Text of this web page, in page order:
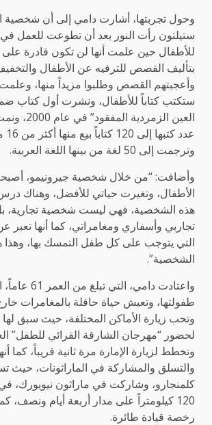
وحول تجربتها، أشارت دامي إلى أن شخصية
ستيلتون رأت النور بعد أن تطوعت للعمل
للأطفال حين علمت أنها لن تكون قادرة على
بتأليف القصص للترفيه عن الأطفال
وأعجبتهم القصص وطلبوا مزيداً منها، وعلمت
ستكتب كتاباً للأطفال، ونشرت أول كتاب
العين
وترجمت إلى 50 لغة من بينها اللغة العربية.
وأضافت: “من خلال شخصية جيرونيمو،
الأطفال، وتغيرت حياتي للأفضل، وهناك
هذه الشخصية، فهي ليست شخصية تجارية،
تجاربي وأسفاري ومغامراتي، كما أنها تعبر
التي يتوجب على كل طفل التمسك بها،
الشخصية”.
واعتادت دامي،
طفولتها، وتعيش حياة حافلة بالمغامرات
وتحب زيارة الأماكن المختلفة، حيث سبق لها
لحضور “مهرجان الشارقة القرائي للطفل”
وتخطط لزيارة الإمارة مرة ثانية قريباً، كما
والتسلق والمشاركة في الماراثونات، حيث
كلمنجارو، وشاركت في ماراثون نيويورك،
120 كيلومتراً على مدار أربعة أيام ونصف،
رخصة قيادة طائرة.